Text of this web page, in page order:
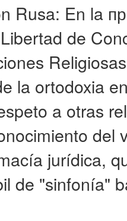
Rusa: En la
de
la ortodoxia
a otras
del
jurídica,
de "sinfonía"